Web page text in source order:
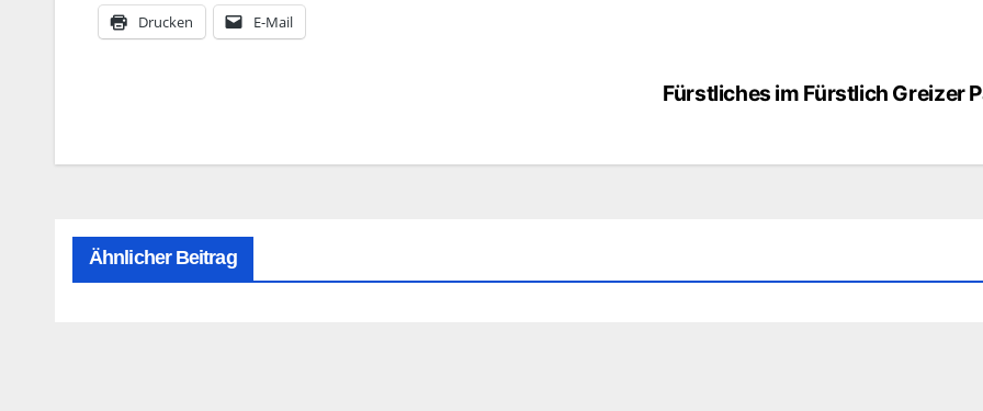
Drucken E-Mail
Fürstliches im Fürstlich Greizer
Ähnlicher Beitrag